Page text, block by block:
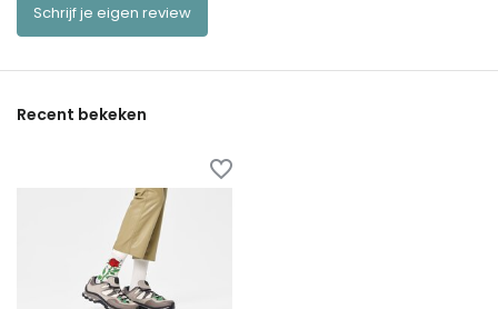
Schrijf je eigen review
Recent bekeken